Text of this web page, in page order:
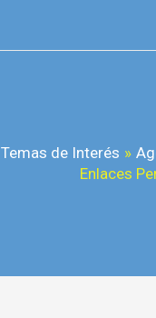
Temas de Interés
Enlaces